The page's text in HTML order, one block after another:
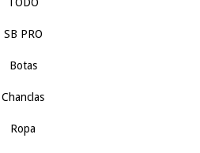
TODO
SB PRO
Botas
Chanclas
Ropa